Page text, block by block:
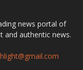
news portal of
and authentic news.